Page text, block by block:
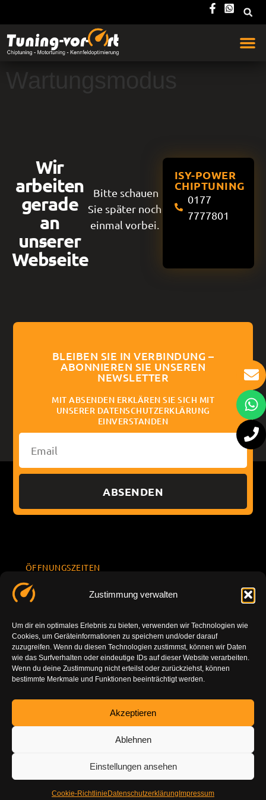
Zustimmung verwalten
Um dir ein optimales Erlebnis zu bieten, verwenden wir Technologien wie
Cookies, um Geräteinformationen zu speichern und/oder darauf
zuzugreifen. Wenn du diesen Technologien zustimmst, können wir Daten
wie das Surfverhalten oder eindeutige IDs auf dieser Website verarbeiten.
Wenn du deine Zustimmung nicht erteilst oder zurückziehst, können
bestimmte Merkmale und Funktionen beeinträchtigt werden.
Akzeptieren
Ablehnen
Einstellungen ansehen
Cookie-Richtlinie Datenschutzerklärung Impressum
Wartungsmodus
Wir
arbeiten
gerade
an
unserer
Webseite
Bitte schauen
Sie später noch
einmal vorbei.
ISY-POWER
CHIPTUNING
0177
7777801
BLEIBEN SIE IN VERBINDUNG –
ABONNIEREN SIE UNSEREN
NEWSLETTER
MIT ABSENDEN ERKLÄREN SIE SICH MIT
UNSERER DATENSCHUTZERKLÄRUNG
EINVERSTANDEN
ABSENDEN
ÖFFNUNGSZEITEN
Sa. 10.00 -
14.00
So.
geschlossen
INFORMATION
7777801
info@tuning-
vor-ort.com
DE-86179
g
Impressu
m